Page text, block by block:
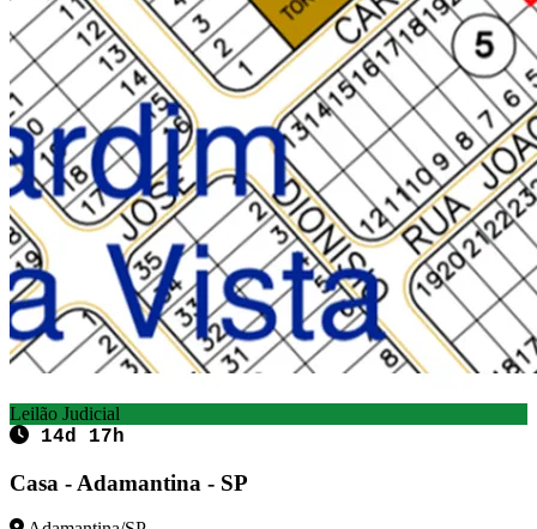
Leilão Judicial
14d 17h
Casa - Adamantina - SP